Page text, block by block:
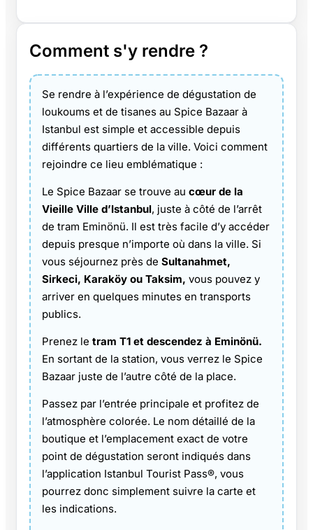
Comment s'y rendre ?
Se rendre à l’expérience de dégustation de
loukoums et de tisanes au Spice Bazaar à
Istanbul est simple et accessible depuis
différents quartiers de la ville. Voici comment
rejoindre ce lieu emblématique :
Le Spice Bazaar se trouve au cœur de la
Vieille Ville d’Istanbul, juste à côté de l’arrêt
de tram Eminönü. Il est très facile d’y accéder
depuis presque n’importe où dans la ville. Si
vous séjournez près de Sultanahmet,
Sirkeci, Karaköy ou Taksim, vous pouvez y
arriver en quelques minutes en transports
publics.
Prenez le tram T1 et descendez à Eminönü.
En sortant de la station, vous verrez le Spice
Bazaar juste de l’autre côté de la place.
Passez par l’entrée principale et profitez de
l’atmosphère colorée. Le nom détaillé de la
boutique et l’emplacement exact de votre
point de dégustation seront indiqués dans
l’application Istanbul Tourist Pass®, vous
pourrez donc simplement suivre la carte et
les indications.